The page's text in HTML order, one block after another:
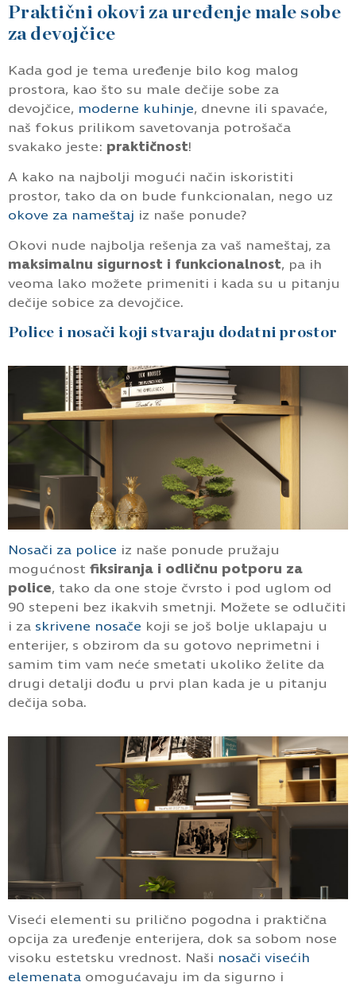
Praktični okovi za uređenje male sobe
za devojčice
Kada god je tema uređenje bilo kog malog
prostora, kao što su male dečije sobe za
devojčice, moderne kuhinje, dnevne ili spavaće,
naš fokus prilikom savetovanja potrošača
svakako jeste: praktičnost!
A kako na najbolji mogući način iskoristiti
prostor, tako da on bude funkcionalan, nego uz
okove za nameštaj iz naše ponude?
Okovi nude najbolja rešenja za vaš nameštaj, za
maksimalnu sigurnost i funkcionalnost, pa ih
veoma lako možete primeniti i kada su u pitanju
dečije sobice za devojčice.
Police i nosači koji stvaraju dodatni prostor
Nosači za police iz naše ponude pružaju
mogućnost fiksiranja i odličnu potporu za
police, tako da one stoje čvrsto i pod uglom od
90 stepeni bez ikakvih smetnji. Možete se odlučiti
i za skrivene nosače koji se još bolje uklapaju u
enterijer, s obzirom da su gotovo neprimetni i
samim tim vam neće smetati ukoliko želite da
drugi detalji dođu u prvi plan kada je u pitanju
dečija soba.
Viseći elementi su prilično pogodna i praktična
opcija za uređenje enterijera, dok sa sobom nose
visoku estetsku vrednost. Naši nosači visećih
elemenata omogućavaju im da sigurno i